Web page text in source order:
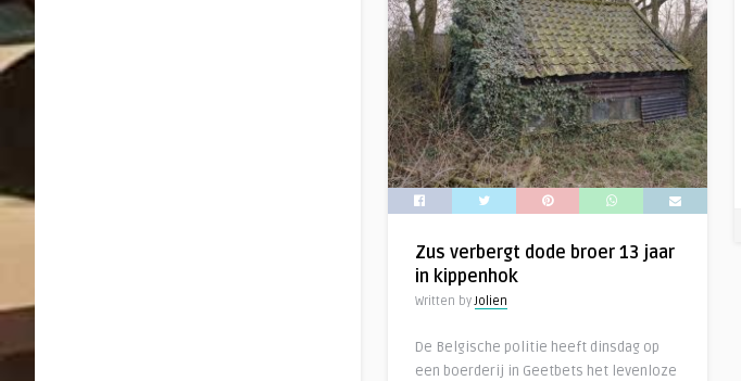
Zus verbergt dode broer 13 jaar
in kippenhok
Written by Jolien
De Belgische politie heeft dinsdag op
een boerderij in Geetbets het levenloze